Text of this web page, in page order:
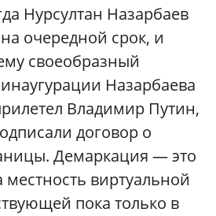
Нурсултан Назарбаев
очередной срок, и
своеобразный
Назарбаева
Владимир Путин,
договор о
Демаркация — это
виртуальной
пока только в